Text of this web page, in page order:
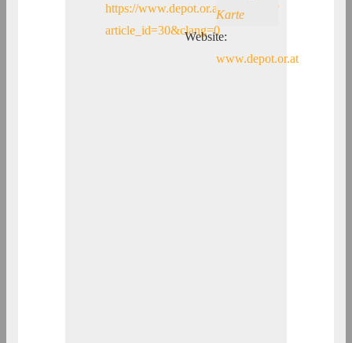
https://www.depot.or.at/index.php?
article_id=30&clang=0
Karte
Website:
www.depot.or.at